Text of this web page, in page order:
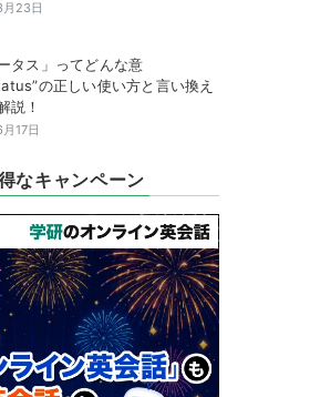
23日
タス」ってどんな意
の正しい使い方と言い換え
説！
17日
なキャンペーン